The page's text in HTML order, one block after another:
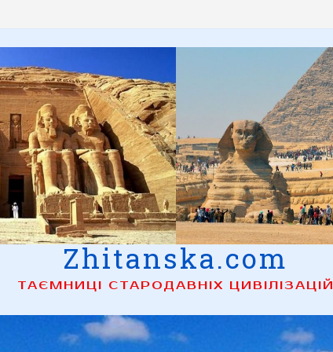
Zhitanska.com
ТАЄМНИЦІ СТАРОДАВНІХ ЦИВІЛІЗАЦІЙ